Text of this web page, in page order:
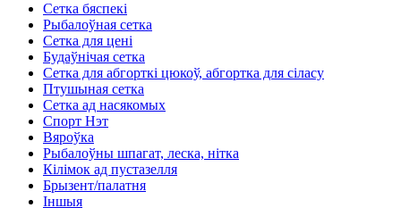
Сетка бяспекі
Рыбалоўная сетка
Сетка для цені
Будаўнічая сетка
Сетка для абгорткі цюкоў, абгортка для сіласу
Птушыная сетка
Сетка ад насякомых
Спорт Нэт
Вяроўка
Рыбалоўны шпагат, леска, нітка
Кілімок ад пустазелля
Брызент/палатня
Іншыя